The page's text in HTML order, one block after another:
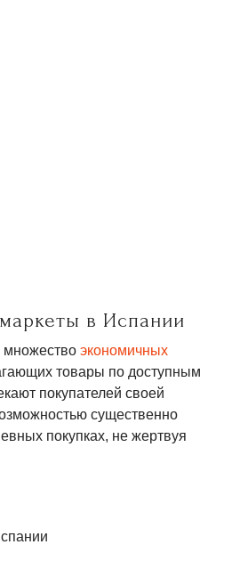
в Испании
множество экономичных
товары по доступным
покупателей своей
существенно
покупках, не жертвуя